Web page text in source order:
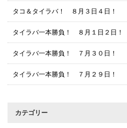
タコ＆タイラバ！ ８月３日４日！
タイラバ一本勝負！ ８月１日２日！
タイラバ一本勝負！ ７月３０日！
タイラバ一本勝負！ ７月２９日！
カテゴリー